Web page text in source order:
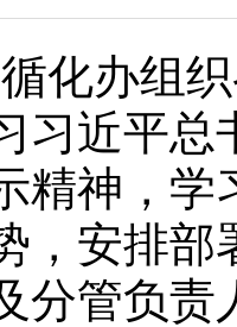
化办组
习近平总
精神，
，安排部
分管负